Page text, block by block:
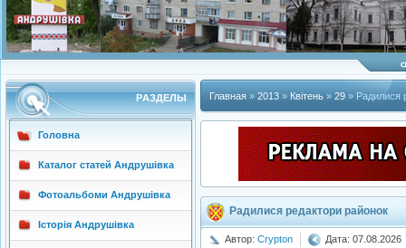
РAЗДЕЛЫ
Головна
Каталог статей Андрушівка
Фотоальбоми Андрушівка
Історія Андрушівка
Главная » 2013 » Квітень » 29 » Радилися
Радилися редактори районок
Автор: Crypton Дата: 07.08.2026